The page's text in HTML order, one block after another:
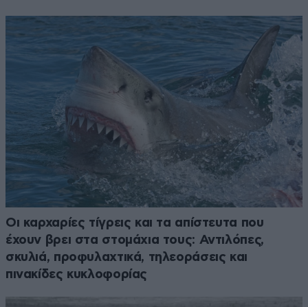
Οι καρχαρίες τίγρεις και τα απίστευτα που
έχουν βρει στα στομάχια τους: Αντιλόπες,
σκυλιά, προφυλαχτικά, τηλεοράσεις και
πινακίδες κυκλοφορίας